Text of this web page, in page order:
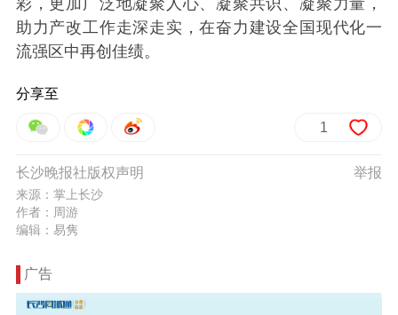
助力产改工作走深走实，在奋力建设全国现代化一
流强区中再创佳绩。
分享至
1
举报
长沙晚报社版权声明
来源：掌上长沙
作者：周游
编辑：易隽
广告